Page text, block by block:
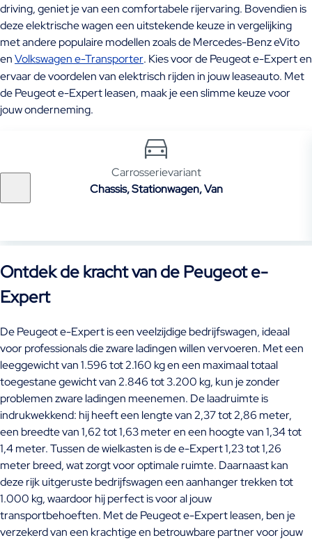
driving, geniet je van een comfortabele rijervaring. Bovendien is
deze elektrische wagen een uitstekende keuze in vergelijking
met andere populaire modellen zoals de Mercedes-Benz eVito
enVolkswagen e-Transporter. Kies voor de Peugeot e-Expert en
ervaar de voordelen van elektrisch rijden in jouw leaseauto. Met
de Peugeot e-Expert leasen, maak je een slimme keuze voor
jouw onderneming.
Carrosserievariant
Chassis, Stationwagen, Van
Ontdek de kracht van de Peugeot e-
Expert
De Peugeot e-Expert is een veelzijdige bedrijfswagen, ideaal
voor professionals die zware ladingen willen vervoeren. Met een
leeggewicht van 1.596 tot 2.160 kg en een maximaal totaal
toegestane gewicht van 2.846 tot 3.200 kg, kun je zonder
problemen zware ladingen meenemen. De laadruimte is
indrukwekkend: hij heeft een lengte van 2,37 tot 2,86 meter,
een breedte van 1,62 tot 1,63 meter en een hoogte van 1,34 tot
1,4 meter. Tussen de wielkasten is de e-Expert 1,23 tot 1,26
meter breed, wat zorgt voor optimale ruimte. Daarnaast kan
deze rijk uitgeruste bedrijfswagen een aanhanger trekken tot
1.000 kg, waardoor hij perfect is voor al jouw
transportbehoeften. Met de Peugeot e-Expert leasen, ben je
verzekerd van een krachtige en betrouwbare partner voor jouw